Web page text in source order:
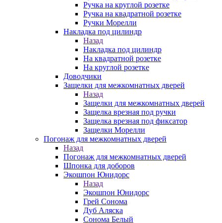
Ручка на круглой розетке
Ручка на квадратной розетке
Ручки Морелли
Накладка под цилиндр
Назад
Накладка под цилиндр
На квадратной розетке
На круглой розетке
Доводчики
Защелки для межкомнатных дверей
Назад
Защелки для межкомнатных дверей
Защелка врезная под ручки
Защелка врезная под фиксатор
Защелки Морелли
Погонаж для межкомнатных дверей
Назад
Погонаж для межкомнатных дверей
Шпонка для доборов
Экошпон Юнидорс
Назад
Экошпон Юнидорс
Грей Сонома
Дуб Аляска
Сонома Белый